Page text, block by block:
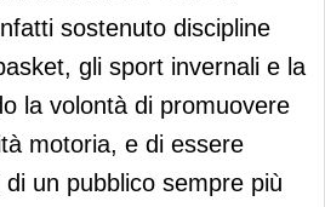
sostenuto discipline
gli sport invernali e la
la volontà di promuovere
motoria, e di essere
un pubblico sempre più